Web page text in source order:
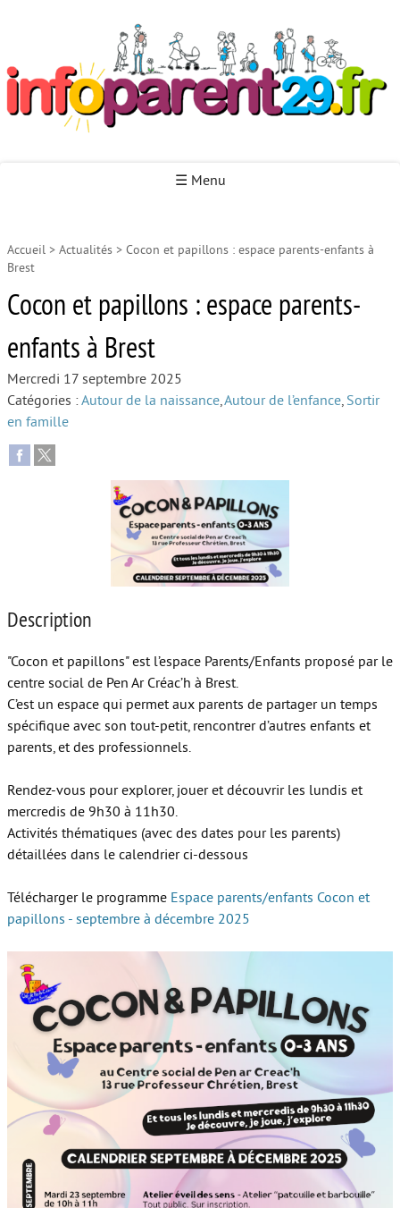
☰ Menu
Accueil
Autour de la petite enfance
Autour de l’enfance
Autour de la jeunesse
Face au handicap
Face au deuil
Sortir en famille
Place aux grands-parents
Accueil > Actualités > Cocon et papillons : espace parents-enfants à
Brest
Cocon et papillons : espace parents-
enfants à Brest
Mercredi 17 septembre 2025
Catégories :Autour de la naissance,Autour de l’enfance, Sortir
en famille
Description
"Cocon et papillons" est l’espace Parents/Enfants proposé par le
centre social de Pen Ar Créac’h à Brest.
C’est un espace qui permet aux parents de partager un temps
spécifique avec son tout-petit, rencontrer d’autres enfants et
parents, et des professionnels.
Rendez-vous pour explorer, jouer et découvrir les lundis et
mercredis de 9h30 à 11h30.
Activités thématiques (avec des dates pour les parents)
détaillées dans le calendrier ci-dessous
Télécharger le programme Espace parents/enfants Cocon et
papillons - septembre à décembre 2025